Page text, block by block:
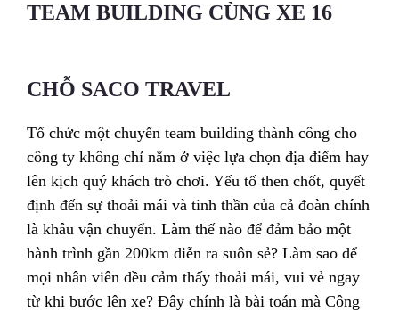
TEAM BUILDING CÙNG XE 16
CHỖ SACO TRAVEL
Tổ chức một chuyến team building thành công cho
công ty không chỉ nằm ở việc lựa chọn địa điểm hay
lên kịch quý khách trò chơi. Yếu tố then chốt, quyết
định đến sự thoải mái và tinh thần của cả đoàn chính
là khâu vận chuyển. Làm thế nào để đảm bảo một
hành trình gần 200km diễn ra suôn sẻ? Làm sao để
mọi nhân viên đều cảm thấy thoải mái, vui vẻ ngay
từ khi bước lên xe? Đây chính là bài toán mà Công